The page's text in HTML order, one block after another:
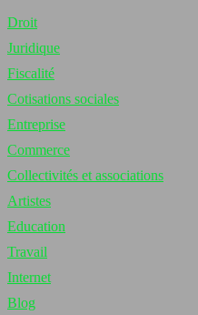
Droit
Juridique
Fiscalité
Cotisations sociales
Entreprise
Commerce
Collectivités et associations
Artistes
Education
Travail
Internet
Blog